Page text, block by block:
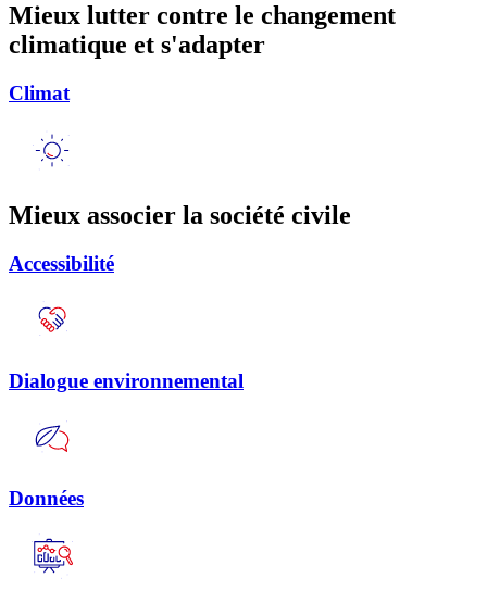
Mieux lutter contre le changement
climatique et s'adapter
Climat
Mieux associer la société civile
Accessibilité
Dialogue environnemental
Données